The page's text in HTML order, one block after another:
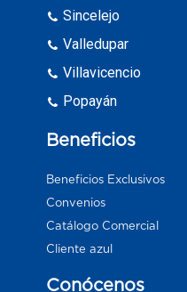
Sincelejo
Valledupar
Villavicencio
Popayán
Beneficios
Beneficios Exclusivos
Convenios
Catálogo Comercial
Cliente azul
Conócenos